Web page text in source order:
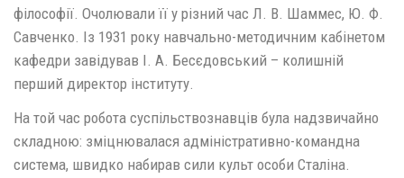
філософії. Очолювали її у різний час Л. В. Шаммес, Ю. Ф.
Савченко. Із 1931 року навчально-методичним кабінетом
кафедри завідував І. А. Бесєдовський – колишній
перший директор інституту.
На той час робота суспільствознавців була надзвичайно
складною: зміцнювалася адміністративно-командна
система, швидко набирав сили культ особи Сталіна.